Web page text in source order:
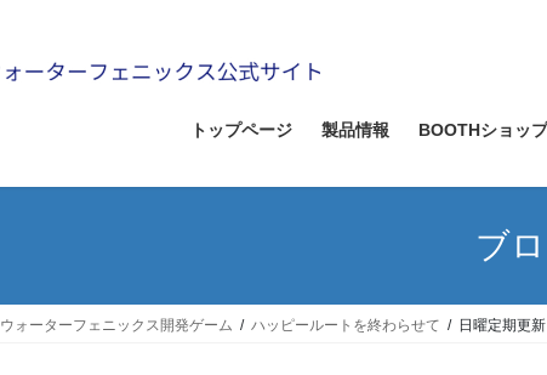
トップページ 製品情報 BOOTHショップ
ブ
ウォーターフェニックス開発ゲーム ハッピールートを終わらせて 日曜定期更